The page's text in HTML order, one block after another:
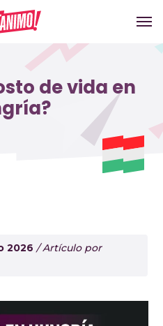
de vida en
2026 / Artículo por